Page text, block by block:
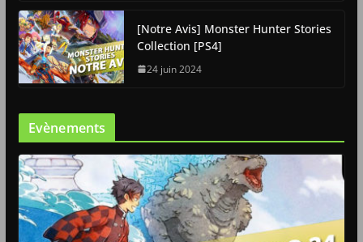
[Notre Avis] Monster Hunter Stories
Collection [PS4]
24 juin 2024
Evènements